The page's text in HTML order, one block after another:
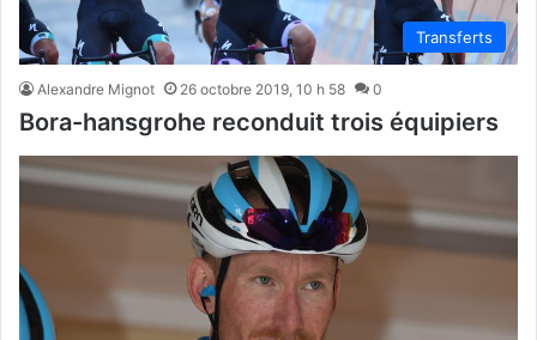
Transferts
Alexandre Mignot 26 octobre 2019, 10 h 58 0
Bora-hansgrohe reconduit trois équipiers